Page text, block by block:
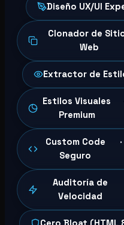
Diseño UX/UI
Clonador de
Web
Extractor de
Estilos Visuales
Premium
Custom Code
Seguro
Auditoría de
Velocidad